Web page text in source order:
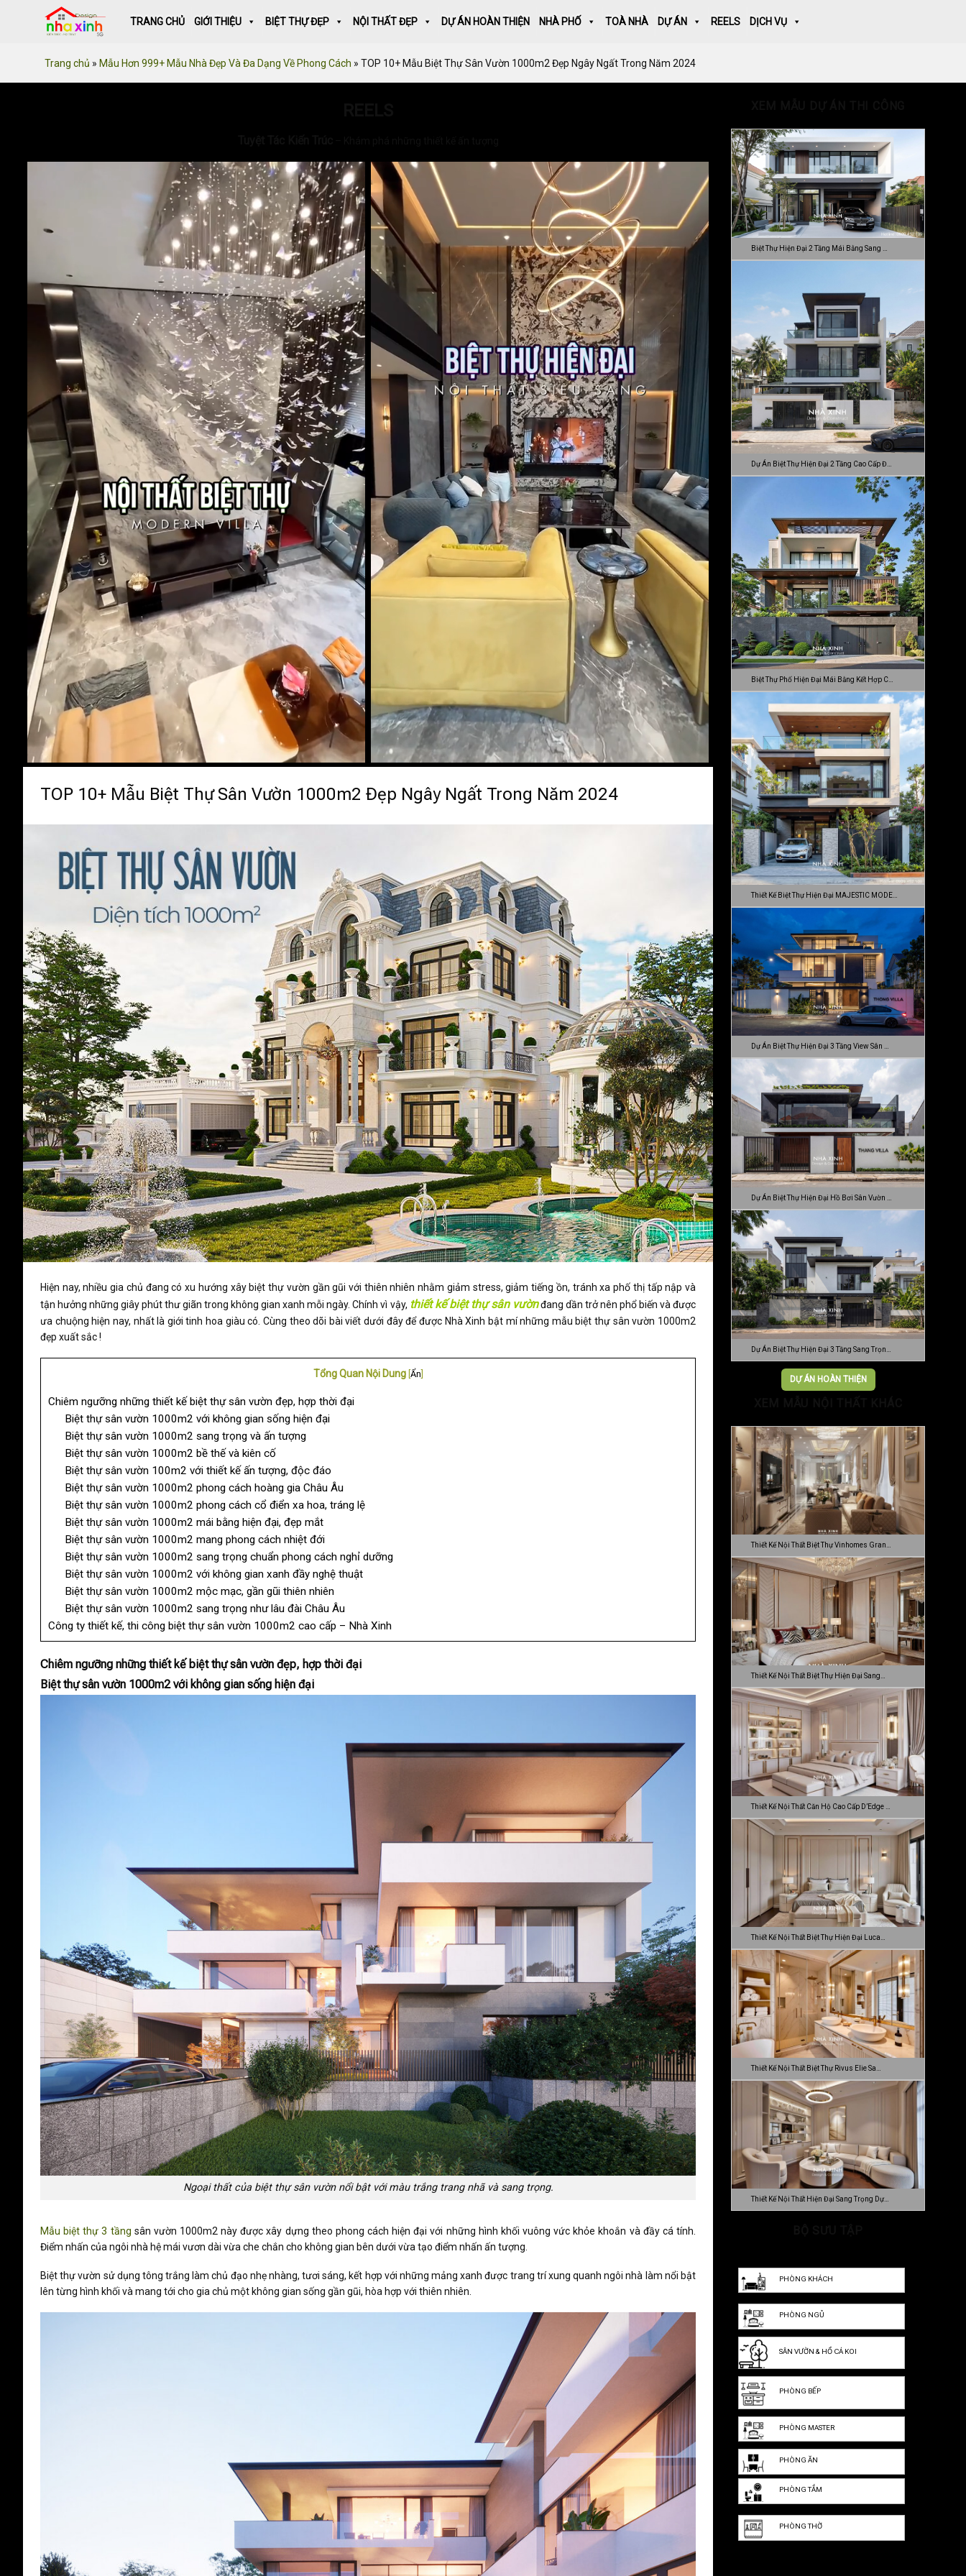
TRANG CHỦ GIỚI THIỆU BIỆT THỰ ĐẸP NỘI THẤT ĐẸP DỰ ÁN HOÀN THIỆN NHÀ PHỐ TOÀ NHÀ DỰ ÁN REELS DỊCH VỤ
Trang chủ » Mẫu Hơn 999+ Mẫu Nhà Đẹp Và Đa Dạng Về Phong Cách » TOP 10+ Mẫu Biệt Thự Sân Vườn 1000m2 Đẹp Ngây Ngất Trong Năm 2024
TOP 10+ Mẫu Biệt Thự Sân Vườn 1000m2 Đẹp Ngây Ngất Trong Năm 2024
Hiện nay, nhiều gia chủ đang có xu hướng xây biệt thự vườn gần gũi với thiên nhiên nhằm giảm stress, giảm tiếng ồn, tránh xa phố thị tấp nập và
tận hưởng những giây phút thư giãn trong không gian xanh mỗi ngày. Chính vì vậy, thiết kế biệt thự sân vườnđang dần trở nên phổ biến và được
ưa chuộng hiện nay, nhất là giới tinh hoa giàu có. Cùng theo dõi bài viết dưới đây để được Nhà Xinh bật mí những mẫu biệt thự sân vườn 1000m2
đẹp xuất sắc !
Tổng Quan Nội Dung Ẩn
Chiêm ngưỡng những thiết kế biệt thự sân vườn đẹp, hợp thời đại
Biệt thự sân vườn 1000m2 với không gian sống hiện đại
Biệt thự sân vườn 1000m2 sang trọng và ấn tượng
Biệt thự sân vườn 1000m2 bề thế và kiên cố
Biệt thự sân vườn 100m2 với thiết kế ấn tượng, độc đáo
Biệt thự sân vườn 1000m2 phong cách hoàng gia Châu Âu
Biệt thự sân vườn 1000m2 phong cách cổ điển xa hoa, tráng lệ
Biệt thự sân vườn 1000m2 mái bằng hiện đại, đẹp mắt
Biệt thự sân vườn 1000m2 mang phong cách nhiệt đới
Biệt thự sân vườn 1000m2 sang trọng chuẩn phong cách nghỉ dưỡng
Biệt thự sân vườn 1000m2 với không gian xanh đầy nghệ thuật
Biệt thự sân vườn 1000m2 mộc mạc, gần gũi thiên nhiên
Biệt thự sân vườn 1000m2 sang trọng như lâu đài Châu Âu
Công ty thiết kế, thi công biệt thự sân vườn 1000m2 cao cấp – Nhà Xinh
Chiêm ngưỡng những thiết kế biệt thự sân vườn đẹp, hợp thời đại
Biệt thự sân vườn 1000m2 với không gian sống hiện đại
Ngoại thất của biệt thự sân vườn nổi bật với màu trắng trang nhã và sang trọng.
Mẫu biệt thự 3 tầng sân vườn 1000m2 này được xây dựng theo phong cách hiện đại với những hình khối vuông vức khỏe khoắn và đầy cá tính.
Điểm nhấn của ngôi nhà hệ mái vươn dài vừa che chắn cho không gian bên dưới vừa tạo điểm nhấn ấn tượng.
Biệt thự vườn sử dụng tông trắng làm chủ đạo nhẹ nhàng, tươi sáng, kết hợp với những mảng xanh được trang trí xung quanh ngôi nhà làm nổi bật
lên từng hình khối và mang tới cho gia chủ một không gian sống gần gũi, hòa hợp với thiên nhiên.
Biệt Thự Hiện Đại 2 Tầng Mái Bằng Sang …
Dự Án Biệt Thự Hiện Đại 2 Tầng Cao Cấp Đ…
Biệt Thự Phố Hiện Đại Mái Bằng Kết Hợp C…
Thiết Kế Biệt Thự Hiện Đại MAJESTIC MODE…
Dự Án Biệt Thự Hiện Đại 3 Tầng View Sân …
Dự Án Biệt Thự Hiện Đại Hồ Bơi Sân Vườn …
Dự Án Biệt Thự Hiện Đại 3 Tầng Sang Trọn…
DỰ ÁN HOÀN THIỆN
Thiết Kế Nội Thất Biệt Thự Vinhomes Gran…
Thiết Kế Nội Thất Biệt Thự Hiện Đại Sang…
Thiết Kế Nội Thất Căn Hộ Cao Cấp D’Edge …
Thiết Kế Nội Thất Biệt Thự Hiện Đại Luca…
Thiết Kế Nội Thất Biệt Thự Rivus Elie Sa…
Thiết Kế Nội Thất Hiện Đại Sang Trọng Dự…
PHÒNG KHÁCH
PHÒNG NGỦ
SÂN VƯỜN & HỒ CÁ KOI
PHÒNG BẾP
PHÒNG MASTER
PHÒNG ĂN
PHÒNG TẮM
PHÒNG THỜ